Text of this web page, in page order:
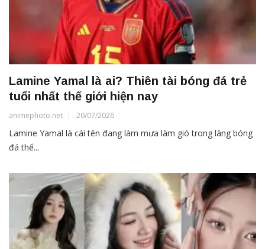
Lamine Yamal là ai? Thiên tài bóng đá trẻ
tuổi nhất thế giới hiện nay
animephoto.net 20/07/2026
Lamine Yamal là cái tên đang làm mưa làm gió trong làng bóng
đá thế...